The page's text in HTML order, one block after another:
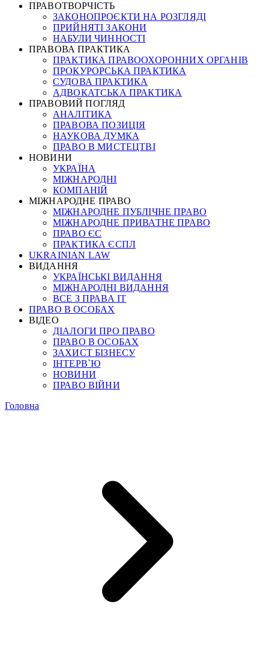
ПРАВОТВОРЧІСТЬ
ЗАКОНОПРОЄКТИ НА РОЗГЛЯДІ
ПРИЙНЯТІ ЗАКОНИ
НАБУЛИ ЧИННОСТІ
ПРАВОВА ПРАКТИКА
ПРАКТИКА ПРАВООХОРОННИХ ОРГАНІВ
ПРОКУРОРСЬКА ПРАКТИКА
СУДОВА ПРАКТИКА
АДВОКАТСЬКА ПРАКТИКА
ПРАВОВИЙ ПОГЛЯД
АНАЛІТИКА
ПРАВОВА ПОЗИЦІЯ
НАУКОВА ДУМКА
ПРАВО В МИСТЕЦТВІ
НОВИНИ
УКРАЇНА
МІЖНАРОДНІ
КОМПАНІЙ
МІЖНАРОДНЕ ПРАВО
МІЖНАРОДНЕ ПУБЛІЧНЕ ПРАВО
МІЖНАРОДНЕ ПРИВАТНЕ ПРАВО
ПРАВО ЄС
ПРАКТИКА ЄСПЛ
UKRAINIAN LAW
ВИДАННЯ
УКРАЇНСЬКІ ВИДАННЯ
МІЖНАРОДНІ ВИДАННЯ
ВСЕ З ПРАВА ІТ
ПРАВО В ОСОБАХ
ВІДЕО
ДІАЛОГИ ПРО ПРАВО
ПРАВО В ОСОБАХ
ЗАХИСТ БІЗНЕСУ
ІНТЕРВ`Ю
НОВИНИ
ПРАВО ВІЙНИ
Головна